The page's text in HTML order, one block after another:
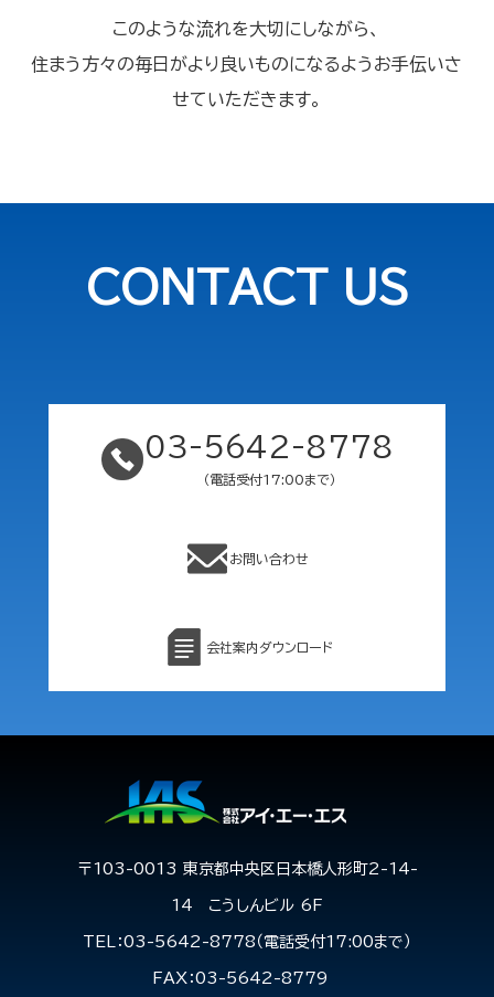
このような流れを大切にしながら、
住まう方々の毎日がより良いものになるようお手伝いさ
せていただきます。
CONTACT US
03-5642-8778
（電話受付17:00まで）
お問い合わせ
会社案内ダウンロード
〒103-0013 東京都中央区日本橋人形町2-14-
14 こうしんビル 6F
TEL：03-5642-8778（電話受付17:00まで）
FAX：03-5642-8779